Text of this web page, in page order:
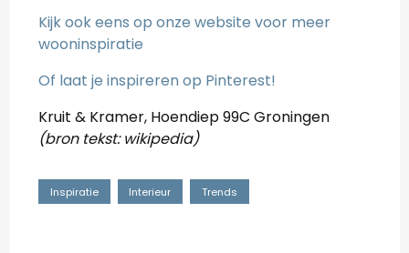
Kijk ook eens op onze website voor meer
wooninspiratie
Of laat je inspireren op Pinterest!
Kruit & Kramer, Hoendiep 99C Groningen
(bron tekst: wikipedia)
Inspiratie Interieur Trends